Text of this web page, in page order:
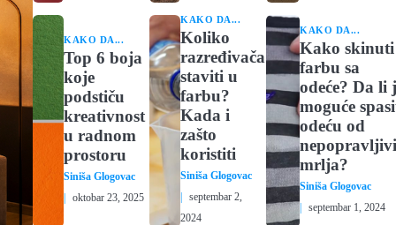
KAKO DA...
Top 6 boja
koje
podstiču
kreativnost
u radnom
prostoru
Siniša Glogovac
oktobar 23, 2025
KAKO DA...
Koliko
razređivača
staviti u
farbu?
Kada i
zašto
koristiti
Siniša Glogovac
septembar 2,
2024
KAKO DA...
Kako skinuti
farbu sa
odeće? Da li
moguće
odeću od
mrlja?
Siniša Glogovac
septembar 1, 2024